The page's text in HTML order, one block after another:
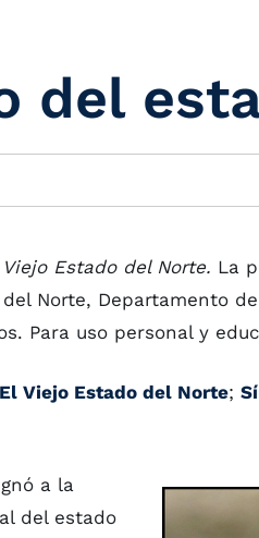
del
Estado del Norte. La
Norte, Departamento
Para uso personal y
Viejo Estado del Norte;
a la
del estado